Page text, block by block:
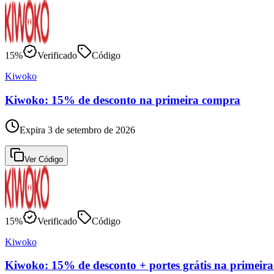
15% Verificado
Código
Kiwoko
Kiwoko: 15% de desconto na primeira compra
Expira 3 de setembro de 2026
Ver Código
15% Verificado
Código
Kiwoko
Kiwoko: 15% de desconto + portes grátis na